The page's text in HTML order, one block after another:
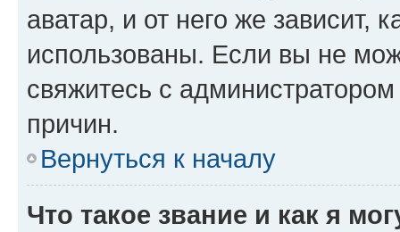
аватар, и от него же зависит,
использованы. Если вы не
свяжитесь с
причин.
Вернуться к началу
Что такое звание и как я